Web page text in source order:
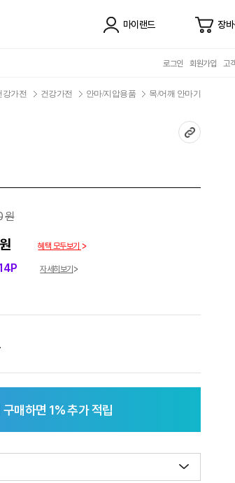
마이랜드 장
로그인 회원가입 고
강가전 건강가전 안마/지압용품 목/어깨 안마기
원
혜택 모두보기
자세히보기
매하면 1% 추가 적립